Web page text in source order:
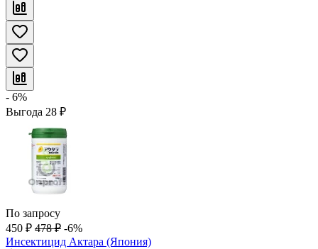
- 6%
Выгода 28 ₽
По запросу
450 ₽ 478 ₽ -6%
Инсектицид Актара (Япония)